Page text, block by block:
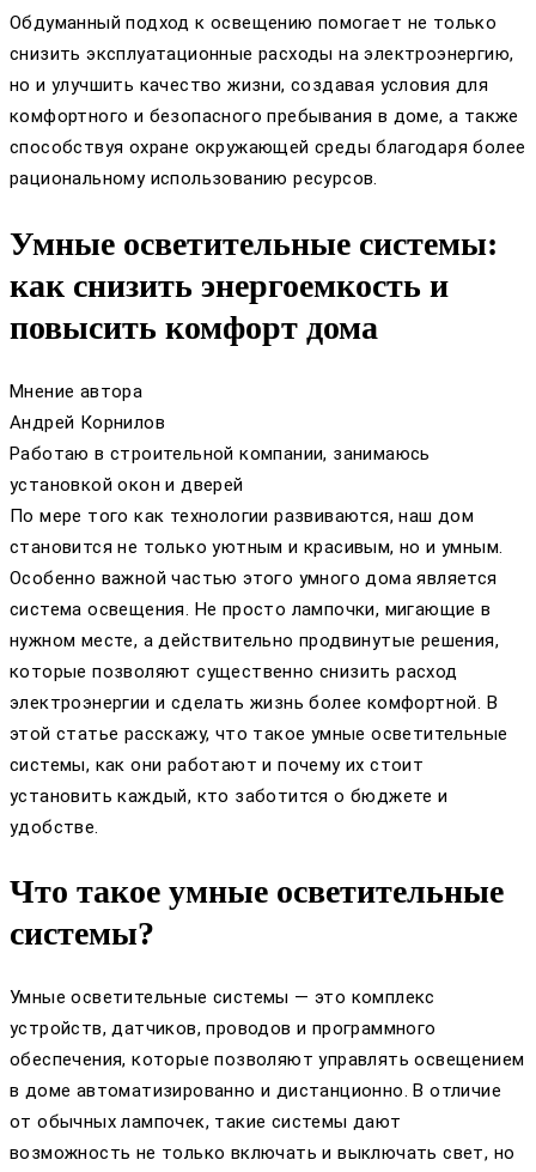
Обдуманный подход к освещению помогает не только
снизить эксплуатационные расходы на электроэнергию,
но и улучшить качество жизни, создавая условия для
комфортного и безопасного пребывания в доме, а также
способствуя охране окружающей среды благодаря более
рациональному использованию ресурсов.
Умные осветительные системы:
как снизить энергоемкость и
повысить комфорт дома
Мнение автора
Андрей Корнилов
Работаю в строительной компании, занимаюсь
установкой окон и дверей
По мере того как технологии развиваются, наш дом
становится не только уютным и красивым, но и умным.
Особенно важной частью этого умного дома является
система освещения. Не просто лампочки, мигающие в
нужном месте, а действительно продвинутые решения,
которые позволяют существенно снизить расход
электроэнергии и сделать жизнь более комфортной. В
этой статье расскажу, что такое умные осветительные
системы, как они работают и почему их стоит
установить каждый, кто заботится о бюджете и
удобстве.
Что такое умные осветительные
системы?
Умные осветительные системы — это комплекс
устройств, датчиков, проводов и программного
обеспечения, которые позволяют управлять освещением
в доме автоматизированно и дистанционно. В отличие
от обычных лампочек, такие системы дают
возможность не только включать и выключать свет, но